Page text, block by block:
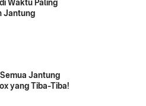
Waktu Paling
Jantung
Jantung
yang Tiba-Tiba!